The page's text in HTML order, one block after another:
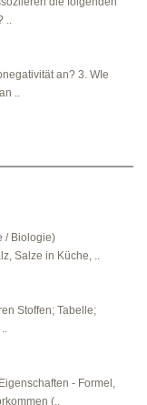
..
an? 3. WIe
..
/ Biologie)
Salze in Küche, ..
Stoffen; Tabelle;
- Formel,
(..